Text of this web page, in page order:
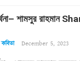
জরুরি- নইলে একটি
শামসুর রাহমান
December 5, 2023